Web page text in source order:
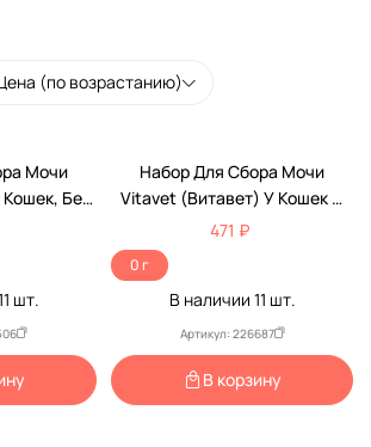
(по возрастанию)
Мочи
Без
220г
шт.
Набор Для Сбора Мочи
Vitavet (Витавет) У Кошек С
Консервантом 220г
471 ₽
0 г
В наличии 11 шт.
Артикул: 226687
В корзину